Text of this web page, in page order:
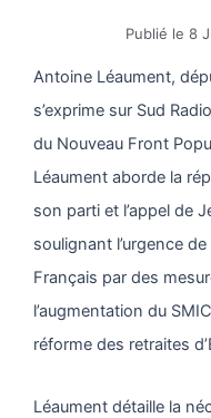
Publié le 8
Antoine Léaument,
s’exprime sur Sud
du Nouveau Front
Léaument aborde la
son parti et l’appel de
soulignant l’urgence
Français par des
l’augmentation du
réforme des retraites
Léaument détaille la